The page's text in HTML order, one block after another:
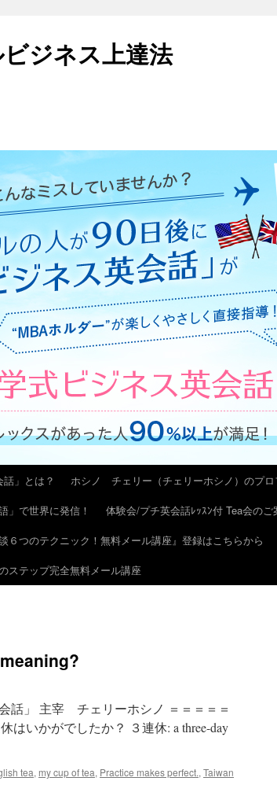
ジネス上達法
」とは？
ホシノ チェリー（チェリーホシノ）のプロ
で世界に発信！
体験会/プチ英会話ﾚｯｽﾝ付 Tea会のご
６つのテクニック！無料メール講座』登録はこちらから
ステップ完全無料メール講座
話」 主宰 チェリーホシノ ＝＝＝＝＝
はいかがでしたか？ ３連休: a three-day
tea, my cup of tea, Practice makes perfect., Taiwan